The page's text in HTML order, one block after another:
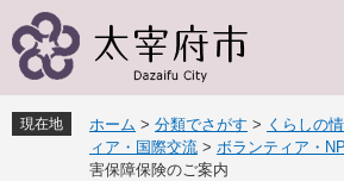
ー
先
頭
ニ
を
飛
現在地 ホーム > 分類でさがす > くらしの
ィア・国際交流 > ボランティア・
害保障保険のご案内